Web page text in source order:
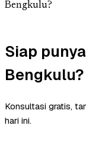
Bengkulu?
Siap
Bengkulu?
Konsultasi gratis,
hari ini.